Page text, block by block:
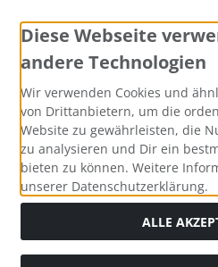
Diese Webseite
andere Technologien
Wir verwenden Cookies und
von Drittanbietern, um die
Website zu gewährleisten, die
zu analysieren und Dir ein
bieten zu können. Weitere
unserer Datenschutzerklärung.
ALLE